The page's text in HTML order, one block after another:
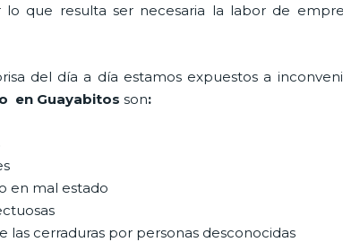
lo que resulta ser necesaria la labor de
del día a día estamos expuestos a
en Guayabitos son:
en mal estado
las cerraduras por personas desconocidas